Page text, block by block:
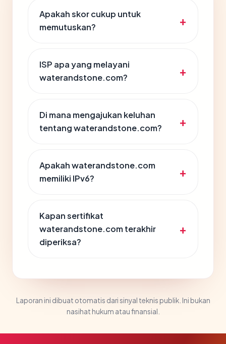
Apakah skor cukup untuk
memutuskan?
ISP apa yang melayani
waterandstone.com?
Di mana mengajukan keluhan
tentang waterandstone.com?
Apakah waterandstone.com
memiliki IPv6?
Kapan sertifikat
waterandstone.com terakhir
diperiksa?
Laporan ini dibuat otomatis dari sinyal teknis publik. Ini bukan
nasihat hukum atau finansial.